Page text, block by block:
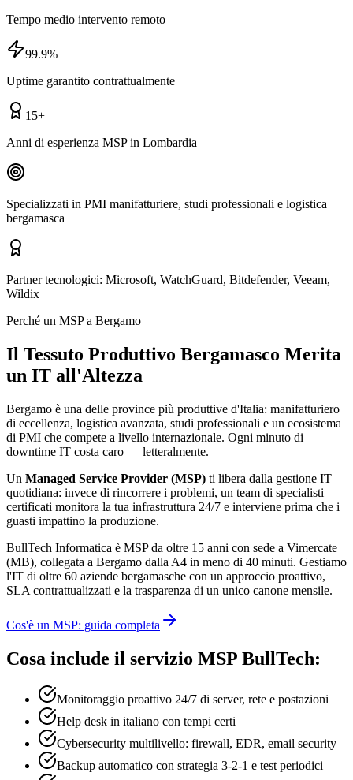
Tempo medio intervento remoto
99.9%
Uptime garantito contrattualmente
15+
Anni di esperienza MSP in Lombardia
Specializzati in PMI manifatturiere, studi professionali e logistica
bergamasca
Partner tecnologici: Microsoft, WatchGuard, Bitdefender, Veeam,
Wildix
Perché un MSP a Bergamo
Il Tessuto Produttivo Bergamasco Merita
un IT all'Altezza
Bergamo è una delle province più produttive d'Italia: manifatturiero
di eccellenza, logistica avanzata, studi professionali e un ecosistema
di PMI che compete a livello internazionale. Ogni minuto di
downtime IT costa caro — letteralmente.
Un Managed Service Provider (MSP) ti libera dalla gestione IT
quotidiana: invece di rincorrere i problemi, un team di specialisti
certificati monitora la tua infrastruttura 24/7 e interviene prima che i
guasti impattino la produzione.
BullTech Informatica è MSP da oltre 15 anni con sede a Vimercate
(MB), collegata a Bergamo dalla A4 in meno di 40 minuti. Gestiamo
l'IT di oltre 60 aziende bergamasche con un approccio proattivo,
SLA contrattualizzati e la trasparenza di un unico canone mensile.
Cos'è un MSP: guida completa
Cosa include il servizio MSP BullTech:
Monitoraggio proattivo 24/7 di server, rete e postazioni
Help desk in italiano con tempi certi
Cybersecurity multilivello: firewall, EDR, email security
Backup automatico con strategia 3-2-1 e test periodici